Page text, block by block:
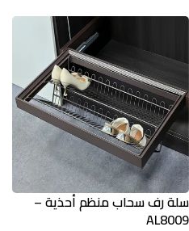
سلة رف سحاب منظم أحذية –
AL8009